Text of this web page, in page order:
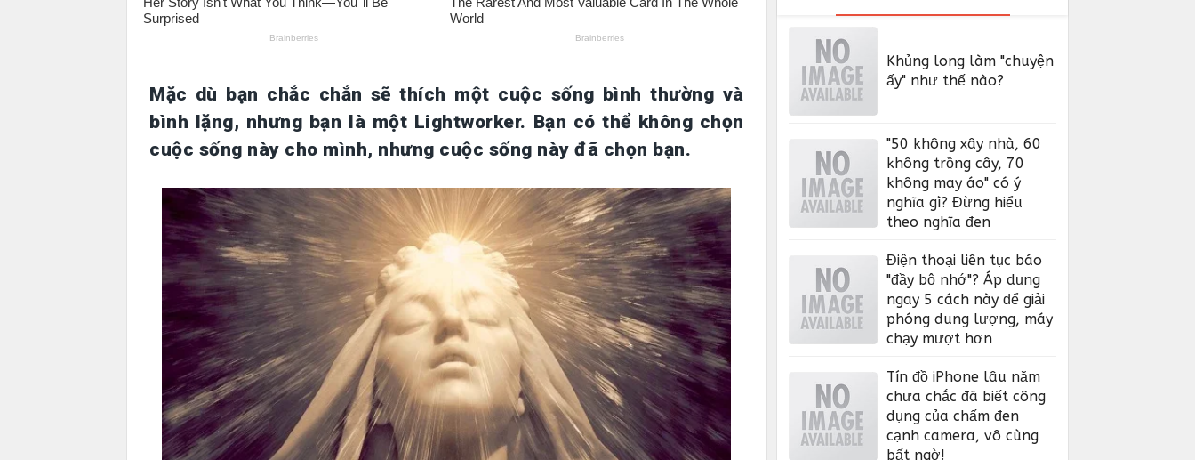
Mặc dù bạn chắc chắn sẽ thích một cuộc sống bình thường và
bình lặng, nhưng bạn là một Lightworker. Bạn có thể không chọn
cuộc sống này cho mình, nhưng cuộc sống này đã chọn bạn.
Khủng long làm "chuyện
ấy" như thế nào?
"50 không xây nhà, 60
không trồng cây, 70
không may áo" có ý
nghĩa gì? Đừng hiểu
theo nghĩa đen
Điện thoại liên tục báo
"đầy bộ nhớ"? Áp dụng
ngay 5 cách này để giải
phóng dung lượng, máy
chạy mượt hơn
Tín đồ iPhone lâu năm
chưa chắc đã biết công
dụng của chấm đen
cạnh camera, vô cùng
bất ngờ!